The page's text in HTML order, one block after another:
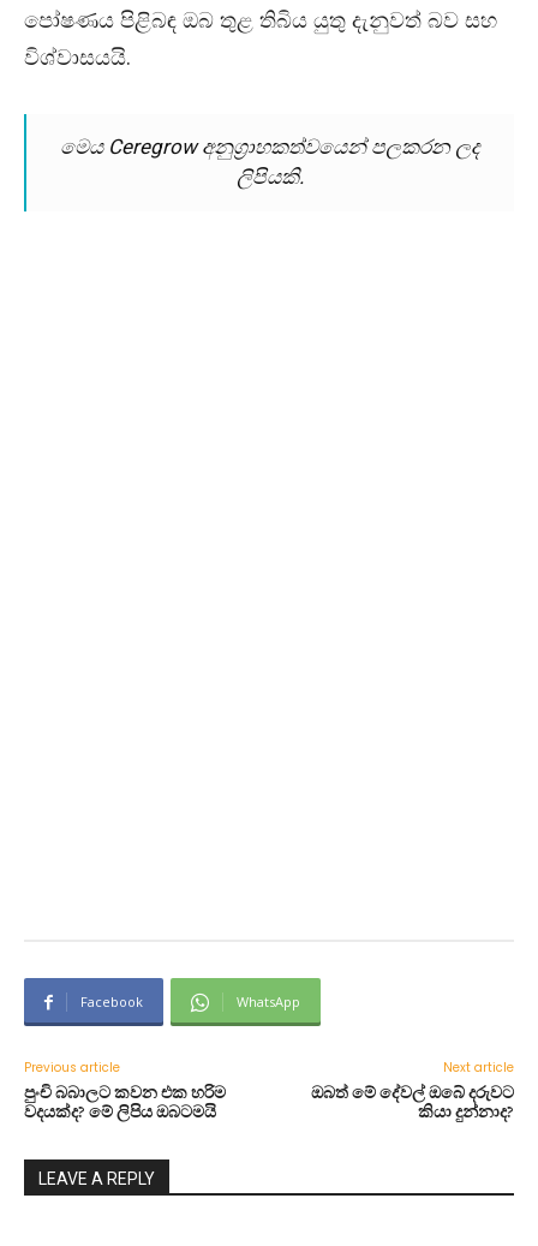
පෝෂණය පිළිබඳ ඔබ තුළ තිබිය යුතු දැනුවත් බව සහ
විශ්වාසයයි.
මෙය Ceregrow අනුග්‍රාහකත්වයෙන් පලකරන ලද
ලිපියකි.
Facebook WhatsApp
Previous article
පුංචි බබාලට කවන එක හරිම
වදයක්ද? මේ ලිපිය ඔබටමයි
Next article
ඔබත් මේ දේවල් ඔබේ දරුවට
කියා දුන්නාද?
LEAVE A REPLY